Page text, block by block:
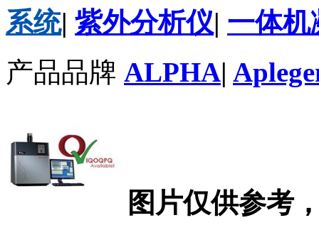
系统| 紫外分析仪| 一体机
产品品牌 ALPHA|
图片仅供参考